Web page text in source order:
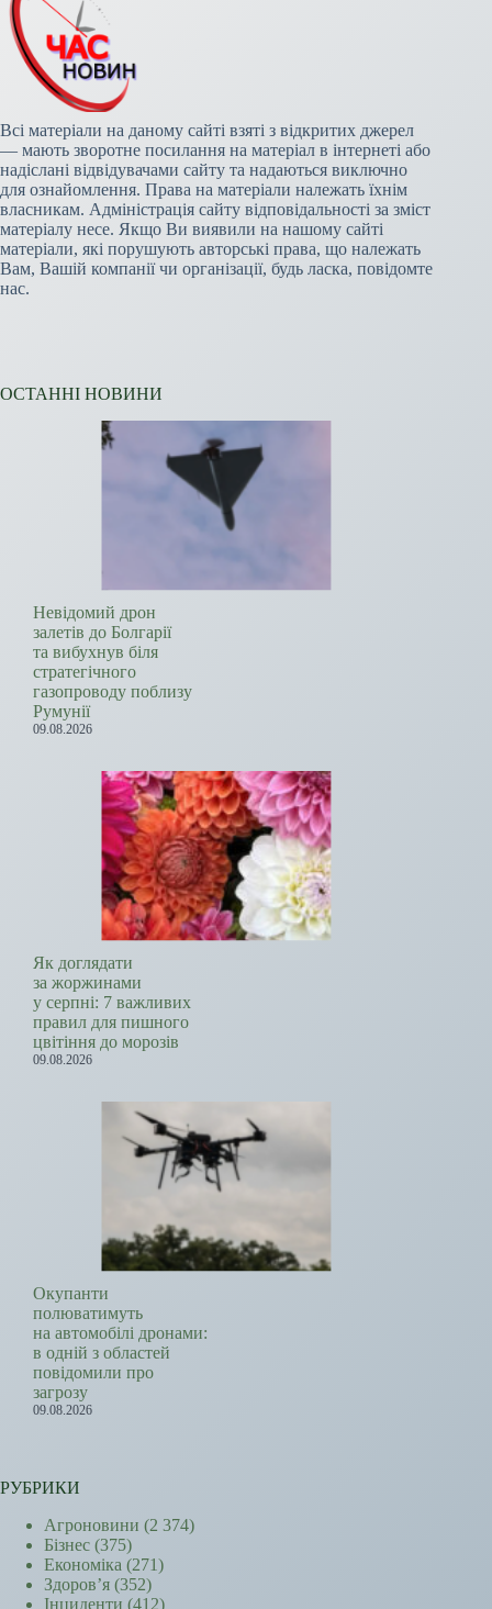
Всі матеріали на даному сайті взяті з відкритих джерел
— мають зворотне посилання на матеріал в інтернеті або
надіслані відвідувачами сайту та надаються виключно
для ознайомлення. Права на матеріали належать їхнім
власникам. Адміністрація сайту відповідальності за зміст
матеріалу несе. Якщо Ви виявили на нашому сайті
матеріали, які порушують авторські права, що належать
Вам, Вашій компанії чи організації, будь ласка, повідомте
нас.
ОСТАННІ НОВИНИ
Невідомий дрон
залетів до Болгарії
та вибухнув біля
стратегічного
газопроводу поблизу
Румунії
09.08.2026
Як доглядати
за жоржинами
у серпні: 7 важливих
правил для пишного
цвітіння до морозів
09.08.2026
Окупанти
полюватимуть
на автомобілі дронами:
в одній з областей
повідомили про
загрозу
09.08.2026
РУБРИКИ
Агроновини (2 374)
Бізнес (375)
Економіка (271)
Здоров’я (352)
Інциденти (412)